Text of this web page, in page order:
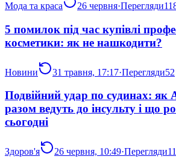
Мода та краса 26 червня·Перегляди
5 помилок під час купівлі
косметики: як не нашкодити?
Новини 31 травня, 17:17·Перегляди52
Подвійний удар по судинах:
разом ведуть до інсульту і що
сьогодні
Здоров'я 26 червня, 10:49·Перегляди